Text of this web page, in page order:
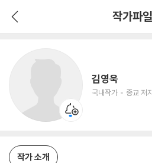
작가파일
김영욱
국내작가 종교 저
작가 소개